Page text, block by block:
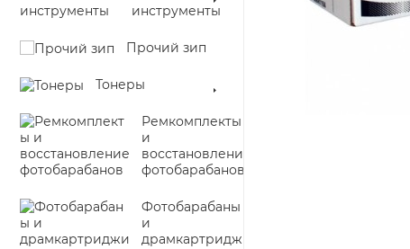
инструменты
Прочий зип
Тонеры
Ремкомплекты
и
восстановление
фотобарабанов
Фотобарабаны
и
драмкартриджи